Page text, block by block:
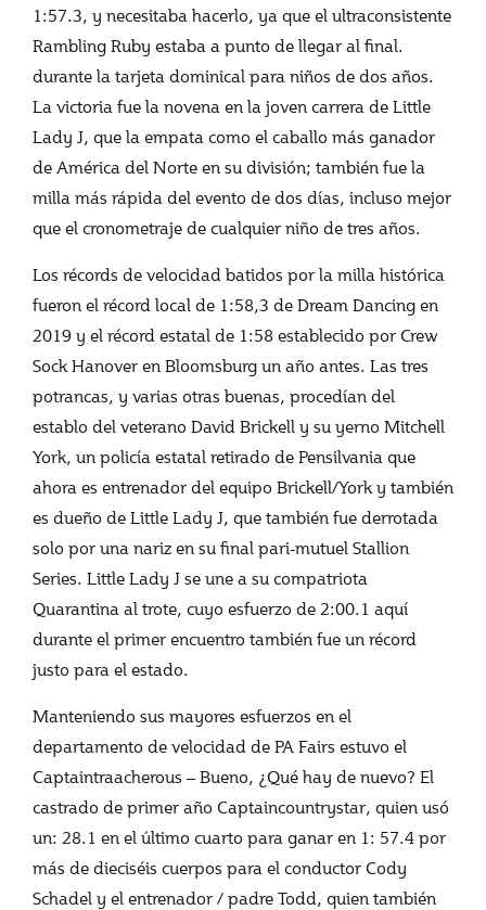
1:57.3, y necesitaba hacerlo, ya que el ultraconsistente
Rambling Ruby estaba a punto de llegar al final.
durante la tarjeta dominical para niños de dos años.
La victoria fue la novena en la joven carrera de Little
Lady J, que la empata como el caballo más ganador
de América del Norte en su división; también fue la
milla más rápida del evento de dos días, incluso mejor
que el cronometraje de cualquier niño de tres años.
Los récords de velocidad batidos por la milla histórica
fueron el récord local de 1:58,3 de Dream Dancing en
2019 y el récord estatal de 1:58 establecido por Crew
Sock Hanover en Bloomsburg un año antes. Las tres
potrancas, y varias otras buenas, procedían del
establo del veterano David Brickell y su yerno Mitchell
York, un policía estatal retirado de Pensilvania que
ahora es entrenador del equipo Brickell/York y también
es dueño de Little Lady J, que también fue derrotada
solo por una nariz en su final pari-mutuel Stallion
Series. Little Lady J se une a su compatriota
Quarantina al trote, cuyo esfuerzo de 2:00.1 aquí
durante el primer encuentro también fue un récord
justo para el estado.
Manteniendo sus mayores esfuerzos en el
departamento de velocidad de PA Fairs estuvo el
Captaintraacherous – Bueno, ¿Qué hay de nuevo? El
castrado de primer año Captaincountrystar, quien usó
un: 28.1 en el último cuarto para ganar en 1: 57.4 por
más de dieciséis cuerpos para el conductor Cody
Schadel y el entrenador / padre Todd, quien también